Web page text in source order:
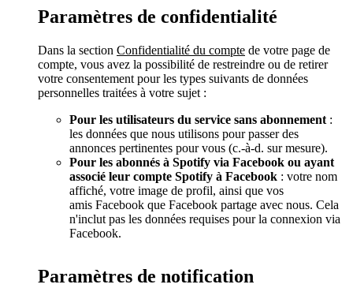
Paramètres de confidentialité
Dans la section Confidentialité du compte de votre page de
compte, vous avez la possibilité de restreindre ou de retirer
votre consentement pour les types suivants de données
personnelles traitées à votre sujet :
Pour les utilisateurs du service sans abonnement :
les données que nous utilisons pour passer des
annonces pertinentes pour vous (c.-à-d. sur mesure).
Pour les abonnés à Spotify via Facebook ou ayant
associé leur compte Spotify à Facebook : votre nom
affiché, votre image de profil, ainsi que vos
amis Facebook que Facebook partage avec nous. Cela
n'inclut pas les données requises pour la connexion via
Facebook.
Paramètres de notification